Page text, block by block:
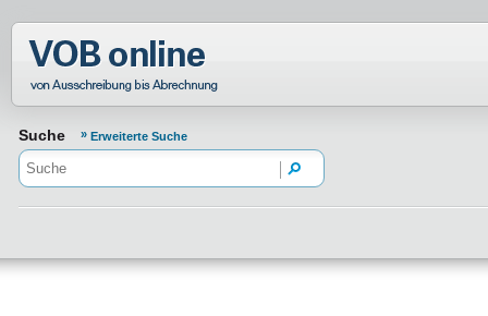
Normenportal Barrierefreiheit
Suche Erweiterte Suche